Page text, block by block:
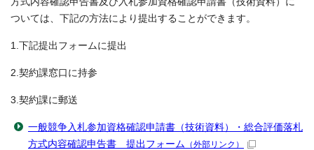
ついては、下記の方法により提出することができます。
1.下記提出フォームに提出
2.契約課窓口に持参
3.契約課に郵送
一般競争入札参加資格確認申請書（技術資料）・総合評価落札
方式内容確認申告書 提出フォーム （外部リンク）